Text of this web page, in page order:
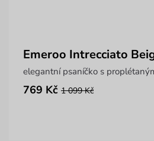
Emeroo Intrecciato
elegantní psaníčko s
769 Kč 1 099 Kč